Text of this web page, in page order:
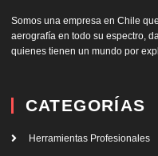
Somos una empresa en Chile
aerografía en todo su espectro,
quienes tienen un mundo por
CATEGORÍAS
Herramientas Profesionales